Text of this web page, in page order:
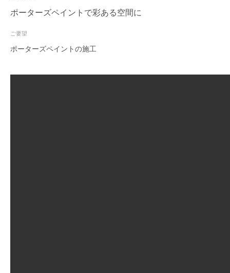
ポーターズペイントで彩ある空間に
ご要望
ポーターズペイントの施工